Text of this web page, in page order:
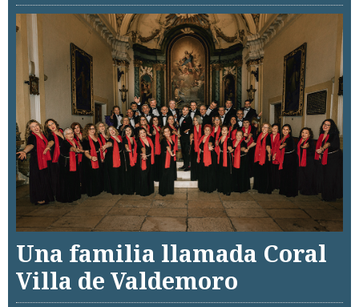
Una familia llamada Coral
Villa de Valdemoro